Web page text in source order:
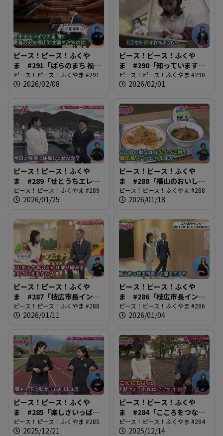
ピース！ピース！ふくや
ま #291「ばらのまち 福山
国際音楽祭2026」
ピース！ピース！ふくやま #291
2026/02/08
ピース！ピース！ふくや
ま #290「知っています
か？市民大学」
ピース！ピース！ふくやま #290
2026/02/01
ピース！ピース！ふくや
ま #289「せとうちエレジ
ー〜ふくやま沼隈半島体験
博〜」
ピース！ピース！ふくやま #289
2026/01/25
ピース！ピース！ふくや
ま #288「福山のおいしい
学校給食！」
ピース！ピース！ふくやま #288
2026/01/18
ピース！ピース！ふくや
ま #287「枝広市長インタ
ビュー後編」
ピース！ピース！ふくやま #288
2026/01/11
ピース！ピース！ふくや
ま #286「枝広市長インタ
ビュー前編」
ピース！ピース！ふくやま #286
2026/01/04
ピース！ピース！ふくや
ま #285「楽しさいっぱ
い！ふくやまマラソン」
ピース！ピース！ふくやま #285
2025/12/21
ピース！ピース！ふくや
ま #284「こころをつなぐ
手話言語」
ピース！ピース！ふくやま #284
2025/12/14